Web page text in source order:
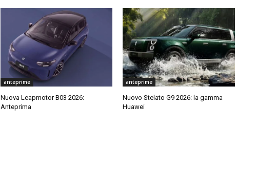
anteprime
Nuova Leapmotor B03 2026:
Anteprima
anteprime
Nuovo Stelato G9 2026: la gamma
Huawei